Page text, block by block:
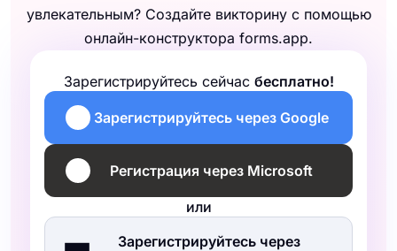
увлекательным? Создайте викторину с помощью
онлайн-конструктора forms.app.
Зарегистрируйтесь сейчас бесплатно!
Зарегистрируйтесь через Google
Регистрация через Microsoft
или
Зарегистрируйтесь через